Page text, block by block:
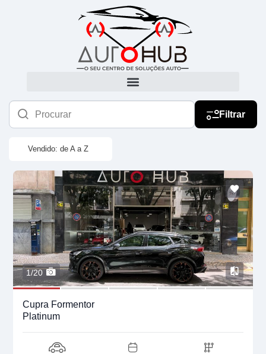
Filtrar
Vendido: de A a Z
1/20
Cupra Formentor
Platinum